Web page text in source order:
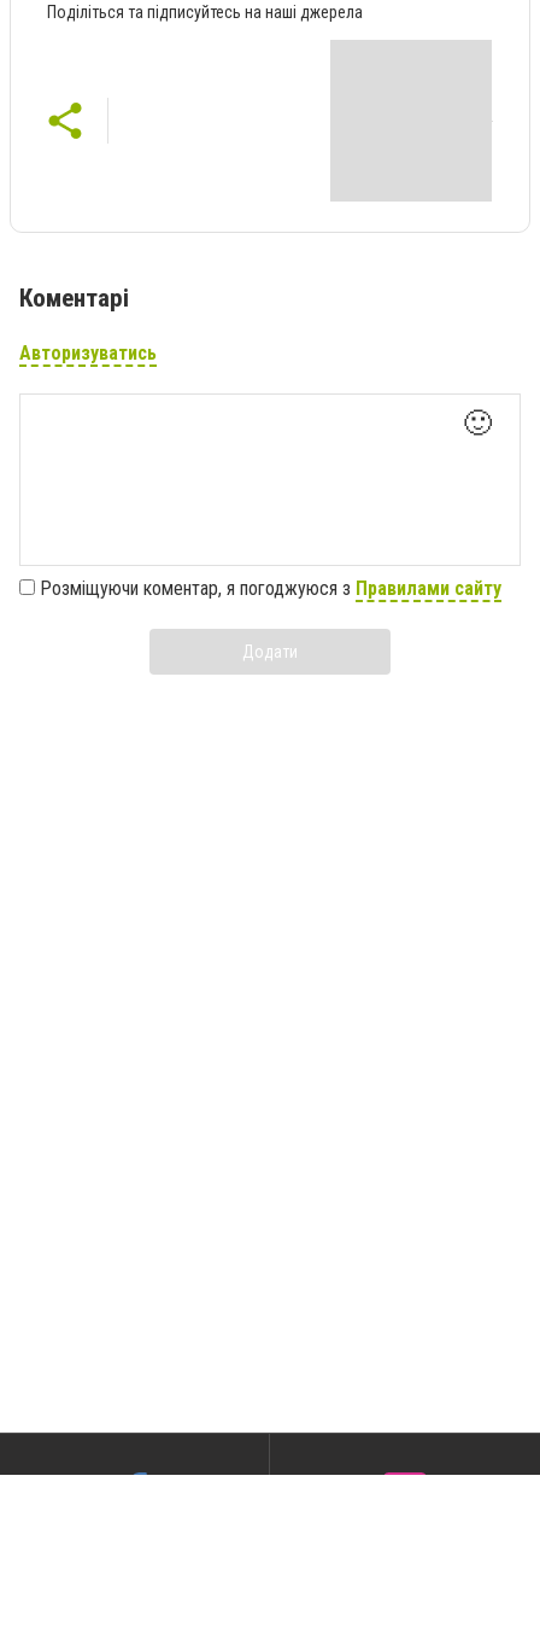
Поділіться та підписуйтесь на наші джерела
Коментарі
Авторизуватись
🙂
Розміщуючи коментар, я погоджуюся з Правилами сайту
Додати